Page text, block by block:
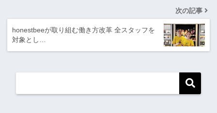
次の記事
honestbeeが取り組む働き方改革 全スタッフを
対象とし…